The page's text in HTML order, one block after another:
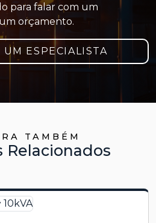
para falar com um
orçamento.
UM ESPECIALISTA
TAMBÉM
Relacionados